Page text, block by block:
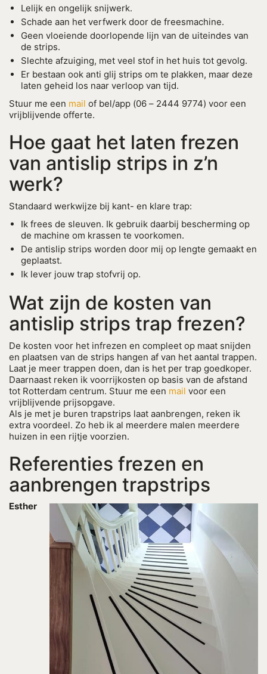
Lelijk en ongelijk snijwerk.
Schade aan het verfwerk door de freesmachine.
Geen vloeiende doorlopende lijn van de uiteindes van
de strips.
Slechte afzuiging, met veel stof in het huis tot gevolg.
Er bestaan ook anti glij strips om te plakken, maar deze
laten geheid los naar verloop van tijd.
Stuur me een mail of bel/app (06 – 2444 9774) voor een
vrijblijvende offerte.
Hoe gaat het laten frezen
van antislip strips in z’n
werk?
Standaard werkwijze bij kant- en klare trap:
Ik frees de sleuven. Ik gebruik daarbij bescherming op
de machine om krassen te voorkomen.
De antislip strips worden door mij op lengte gemaakt en
geplaatst.
Ik lever jouw trap stofvrij op.
Wat zijn de kosten van
antislip strips trap frezen?
De kosten voor het infrezen en compleet op maat snijden
en plaatsen van de strips hangen af van het aantal trappen.
Laat je meer trappen doen, dan is het per trap goedkoper.
Daarnaast reken ik voorrijkosten op basis van de afstand
tot Rotterdam centrum. Stuur me een mail voor een
vrijblijvende prijsopgave.
Als je met je buren trapstrips laat aanbrengen, reken ik
extra voordeel. Zo heb ik al meerdere malen meerdere
huizen in een rijtje voorzien.
Referenties frezen en
aanbrengen trapstrips
Esther